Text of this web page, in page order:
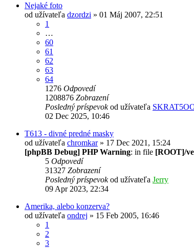
Nejaké foto
od užívateľa dzordzi » 01 Máj 2007, 22:51
1
…
60
61
62
63
64
1276 Odpovedí
1208876 Zobrazení
Posledný príspevokod užívateľa
02 Dec 2025, 10:46
T613 - divné predné masky
od užívateľa chromkar» 17 Dec 2021, 15:24
[phpBB Debug] PHP Warning: in file [ROOT]/
5 Odpovedí
31327 Zobrazení
Posledný príspevokod užívateľa Jerry
09 Apr 2023, 22:34
Amerika, alebo konzerva?
od užívateľa ondrej » 15 Feb 2005, 16:46
1
2
3